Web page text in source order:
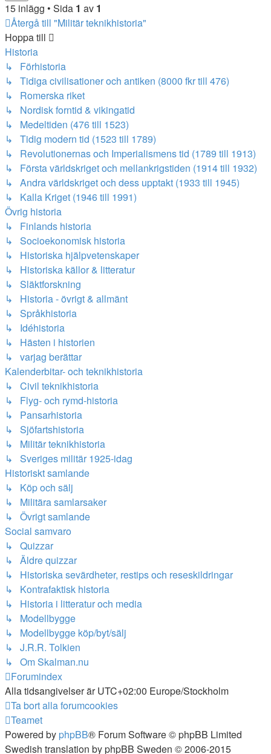
15 inlägg • Sida 1 av 1
Återgå till "Militär teknikhistoria"
Hoppa till
Historia
↳ Förhistoria
↳ Tidiga civilisationer och antiken (8000 fkr till 476)
↳ Romerska riket
↳ Nordisk forntid & vikingatid
↳ Medeltiden (476 till 1523)
↳ Tidig modern tid (1523 till 1789)
↳ Revolutionernas och Imperialismens tid (1789 till 1913)
↳ Första världskriget och mellankrigstiden (1914 till 1932)
↳ Andra världskriget och dess upptakt (1933 till 1945)
↳ Kalla Kriget (1946 till 1991)
Övrig historia
↳ Finlands historia
↳ Socioekonomisk historia
↳ Historiska hjälpvetenskaper
↳ Historiska källor & litteratur
↳ Släktforskning
↳ Historia - övrigt & allmänt
↳ Språkhistoria
↳ Idéhistoria
↳ Hästen i historien
↳ varjag berättar
Kalenderbitar- och teknikhistoria
↳ Civil teknikhistoria
↳ Flyg- och rymd-historia
↳ Pansarhistoria
↳ Sjöfartshistoria
↳ Militär teknikhistoria
↳ Sveriges militär 1925-idag
Historiskt samlande
↳ Köp och sälj
↳ Militära samlarsaker
↳ Övrigt samlande
Social samvaro
↳ Quizzar
↳ Äldre quizzar
↳ Historiska sevärdheter, restips och reseskildringar
↳ Kontrafaktisk historia
↳ Historia i litteratur och media
↳ Modellbygge
↳ Modellbygge köp/byt/sälj
↳ J.R.R. Tolkien
↳ Om Skalman.nu
Forumindex
Alla tidsangivelser är UTC+02:00 Europe/Stockholm
Ta bort alla forumcookies
Teamet
Powered by phpBB® Forum Software © phpBB Limited
Swedish translation by phpBB Sweden © 2006-2015